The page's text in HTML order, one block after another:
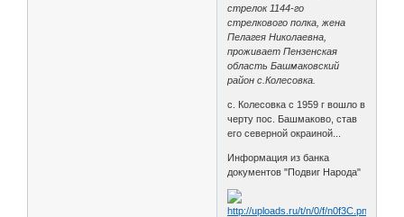
стрелок 1144-го
стрелкового полка, жена
Пелагея Николаевна,
проживает Пензенская
область Башмаковский
район с.Колесовка.
с. Колесовка с 1959 г вошло в
черту пос. Башмаково, став
его северной окраиной...
Информация из банка
документов "Подвиг Народа"